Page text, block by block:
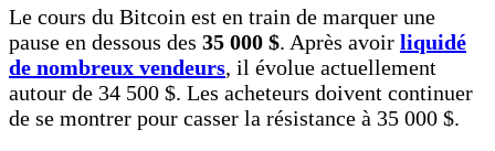
Le cours du Bitcoin est en train de marquer une
pause en dessous des 35 000 $. Après avoir liquidé
de nombreux vendeurs, il évolue actuellement
autour de 34 500 $. Les acheteurs doivent continuer
de se montrer pour casser la résistance à 35 000 $.